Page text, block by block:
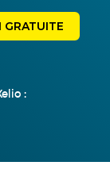
GRATUITE
: